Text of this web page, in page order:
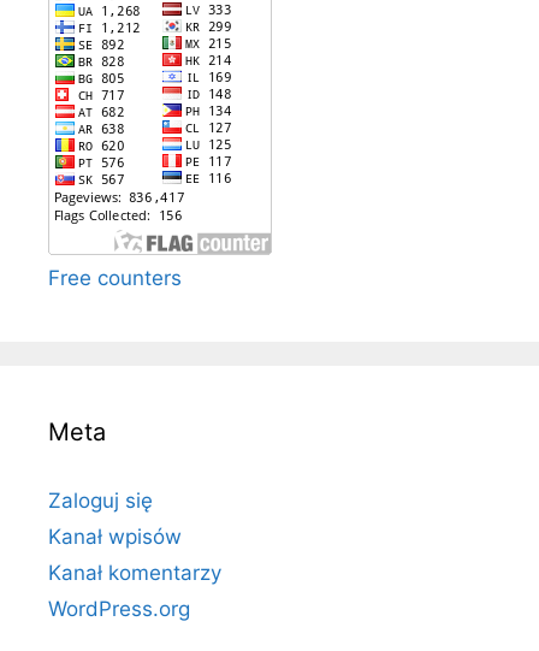
Free counters
Meta
Zaloguj się
Kanał wpisów
Kanał komentarzy
WordPress.org